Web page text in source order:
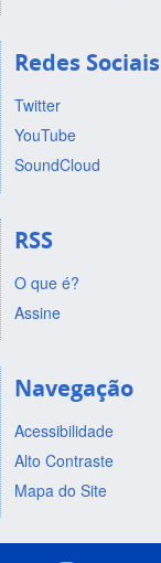
Redes Sociais
Twitter
YouTube
SoundCloud
RSS
O que é?
Assine
Navegação
Acessibilidade
Alto Contraste
Mapa do Site